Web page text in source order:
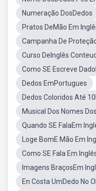
Numeração DosDedos
Pratos DeMão Em
Campanha De
Curso DeInglês
Como SE Escreve
Dedos EmPortugues
Dedos Coloridos Até
Musical Dos Nomes
Quando SE FalaEm
Loge BomE Mão Em
Como SE Fala Em
Imagens BraçosEm
En Costa UmDedo No